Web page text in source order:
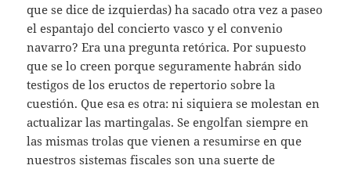
que se dice de izquierdas) ha sacado otra vez a paseo
el espantajo del concierto vasco y el convenio
navarro? Era una pregunta retórica. Por supuesto
que se lo creen porque seguramente habrán sido
testigos de los eructos de repertorio sobre la
cuestión. Que esa es otra: ni siquiera se molestan en
actualizar las martingalas. Se engolfan siempre en
las mismas trolas que vienen a resumirse en que
nuestros sistemas fiscales son una suerte de